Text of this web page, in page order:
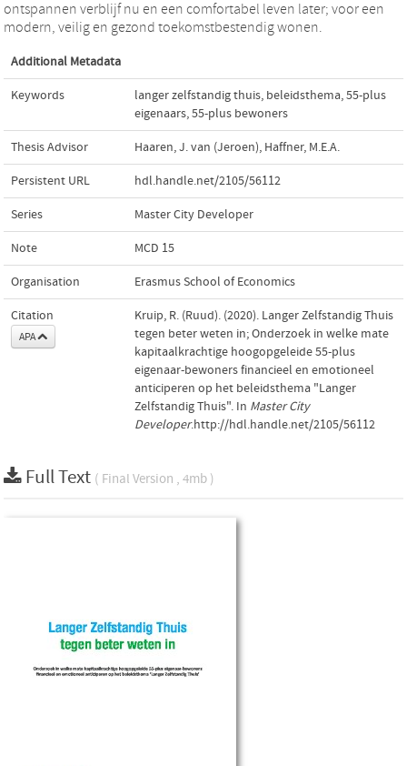
ontspannen verblijf nu en een comfortabel leven later; voor een
modern, veilig en gezond toekomstbestendig wonen.
Additional Metadata
Keywords langer zelfstandig thuis, beleidsthema,55-plus
eigenaars,55-plus bewoners
Thesis Advisor Haaren, J. van (Jeroen), Haffner, M.E.A.
Persistent URL hdl.handle.net/2105/56112
Series Master City Developer
Note MCD 15
Organisation Erasmus School of Economics
Citation
APA
Kruip, R. (Ruud). (2020). Langer Zelfstandig Thuis
tegen beter weten in; Onderzoek in welke mate
kapitaalkrachtige hoogopgeleide 55-plus
eigenaar-bewoners financieel en emotioneel
anticiperen op het beleidsthema "Langer
Zelfstandig Thuis". In Master City
Developer.http://hdl.handle.net/2105/56112
Full Text ( Final Version , 4mb )